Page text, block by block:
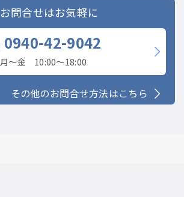
お問合せはお気軽に
0940-42-9042
月〜金 10:00〜18:00
その他のお問合せ方法はこちら